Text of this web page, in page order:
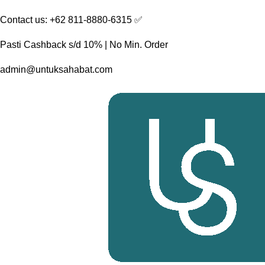
to
content
Contact us: +62 811-8880-6315 ✅︎
Pasti Cashback s/d 10% | No Min. Order
admin@untuksahabat.com